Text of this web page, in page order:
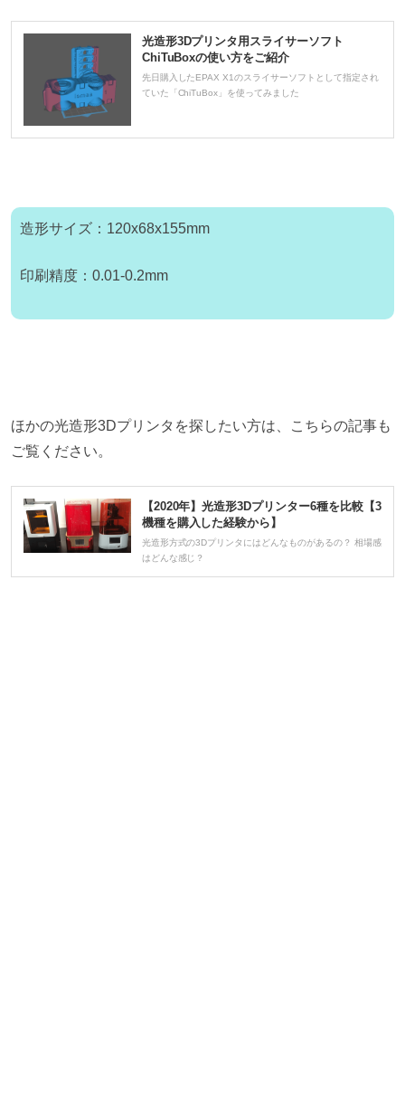
光造形3Dプリンタ用スライサーソフト
ChiTuBoxの使い方をご紹介
先日購入したEPAX X1のスライサーソフトとして指定され
ていた「ChiTuBox」を使ってみました
造形サイズ： 120x68x155mm
印刷精度：0.01-0.2mm
ほかの光造形3Dプリンタを探したい方は、こちらの記事も
ご覧ください。
【2020年】光造形3Dプリンター6種を比較【3
機種を購入した経験から】
光造形方式の3Dプリンタにはどんなものがあるの？ 相場感
はどんな感じ？